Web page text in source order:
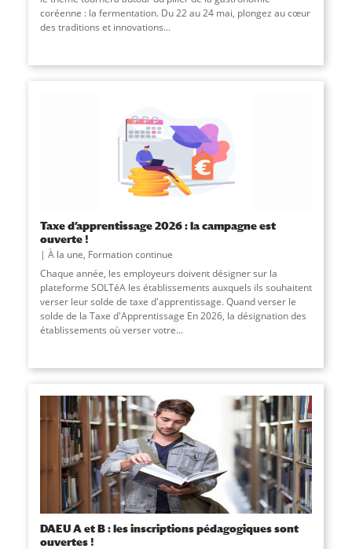
coréenne : la fermentation. Du 22 au 24 mai, plongez au cœur
des traditions et innovations...
Taxe d’apprentissage 2026 : la campagne est
ouverte !
À la une, Formation continue
Chaque année, les employeurs doivent désigner sur la
plateforme SOLTéA les établissements auxquels ils souhaitent
verser leur solde de taxe d'apprentissage. Quand verser le
solde de la Taxe d'Apprentissage En 2026, la désignation des
établissements où verser votre...
DAEU A et B : les inscriptions pédagogiques sont
ouvertes !